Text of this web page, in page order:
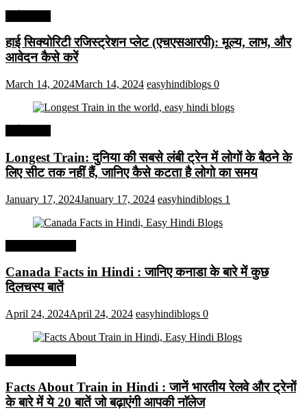
हाई सिक्योरिटी रजिस्ट्रेशन प्लेट (एचएसआरपी): मूल्य, लाभ, और
आवेदन कैसे करें
March 14, 2024March 14, 2024 easyhindiblogs 0
Longest Train: दुनिया की सबसे लंबी ट्रेन में लोगों के बैठने के
लिए सीट तक ​​नहीं हैं, जानिए कैसे कटता है लोगो का समय
January 17, 2024January 17, 2024 easyhindiblogs 1
Canada Facts in Hindi : जानिए कनाडा के बारे में कुछ
दिलचस्प बातें
April 24, 2024April 24, 2024 easyhindiblogs 0
Facts About Train in Hindi : जानें भारतीय रेलवे और ट्रेनों
के बारे में ये 20 बातें जो बढ़ाएंगी आपकी नाॅलेज